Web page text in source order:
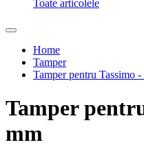
Toate articolele
Home
Tamper
Tamper pentru Tassimo
Tamper
mm